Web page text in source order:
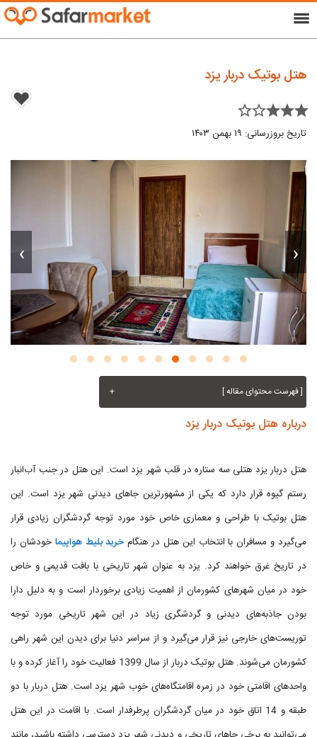
menu
هتل بوتیک دربار یزد
star_border star_border star star star
تاریخ بروزرسانی: ۱۹ بهمن ۱۴۰۳
‹
›
[ فهرست محتوای مقاله ] +
درباره هتل بوتیک دربار یزد
هتل دربار یزد هتلی سه ستاره در قلب شهر یزد است. این هتل در جنب آب‌انبار
رستم گیوه قرار دارد که یکی از مشهورترین جاهای دیدنی شهر یزد است. این
هتل بوتیک با طراحی و معماری خاص خود مورد توجه گردشگران زیادی قرار
می‌گیرد و مسافران با انتخاب این هتل در هنگامخرید بلیط هواپیما خودشان را
در تاریخ غرق خواهند کرد. یزد به عنوان شهر تاریخی با بافت قدیمی و خاص
خود در میان شهرهای کشورمان از اهمیت زیادی برخوردار است و به دلیل دارا
بودن جاذبه‌های دیدنی و گردشگری زیاد در این شهر تاریخی مورد توجه
توریست‌های خارجی نیز قرار می‌گیرد و از سراسر دنیا برای دیدن این شهر راهی
کشورمان می‌شوند. هتل بوتیک دربار از سال 1399 فعالیت خود را آغاز کرده و با
واحدهای اقامتی خود در زمره اقامتگاه‌های خوب شهر یزد است. هتل دربار با دو
طبقه و 14 اتاق خود در میان گردشگران پرطرفدار است. با اقامت در این هتل